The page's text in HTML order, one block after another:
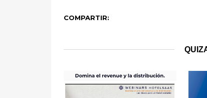
COMPARTIR: